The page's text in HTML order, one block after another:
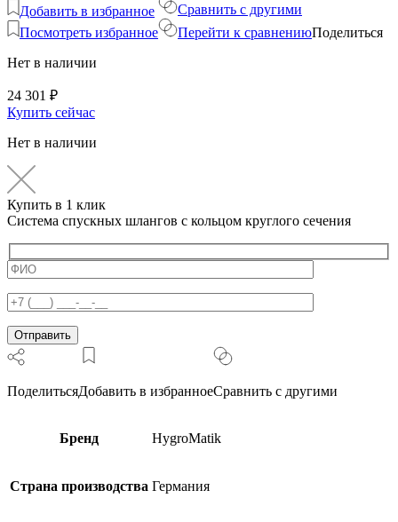
Добавить в избранное
Посмотреть избранное
Сравнить с другими
Перейти к сравнениюПоделиться
Нет в наличии
24 301 ₽
Купить сейчас
Нет в наличии
Купить в 1 клик
Система спускных шлангов с кольцом круглого сечения
ПоделитьсяДобавить в избранноеСравнить с другими
Бренд HygroMatik
Страна производства Германия